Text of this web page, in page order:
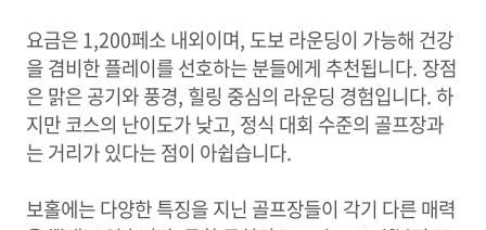
요금은 1,200페소 내외이며, 도보 라운딩이 가능해 건강
을 겸비한 플레이를 선호하는 분들에게 추천됩니다. 장점
은 맑은 공기와 풍경, 힐링 중심의 라운딩 경험입니다. 하
지만 코스의 난이도가 낮고, 정식 대회 수준의 골프장과
는 거리가 있다는 점이 아쉽습니다.
보홀에는 다양한 특징을 지닌 골프장들이 각기 다른 매력